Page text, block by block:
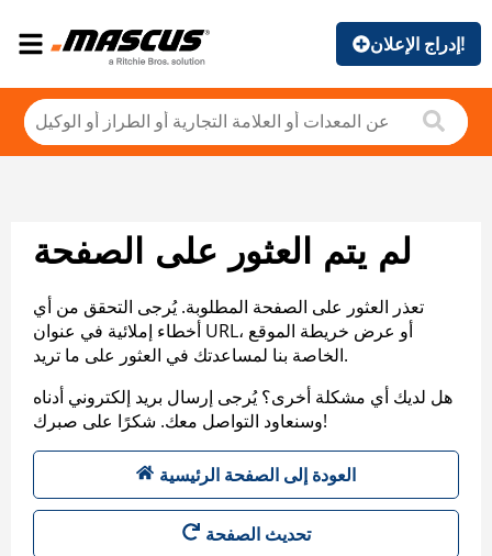
إدراج الإعلان!
لم يتم العثور على الصفحة
تعذر العثور على الصفحة المطلوبة. يُرجى التحقق من أي
أخطاء إملائية في عنوان URL، أو عرض خريطة الموقع
الخاصة بنا لمساعدتك في العثور على ما تريد.
هل لديك أي مشكلة أخرى؟ يُرجى إرسال بريد إلكتروني أدناه
وسنعاود التواصل معك. شكرًا على صبرك!
العودة إلى الصفحة الرئيسية
تحديث الصفحة